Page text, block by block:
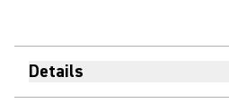
Details